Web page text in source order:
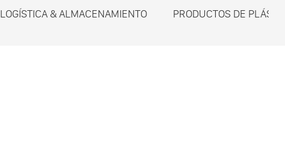
LOGÍSTICA & ALMACENAMIENTO PRODUCTOS DE